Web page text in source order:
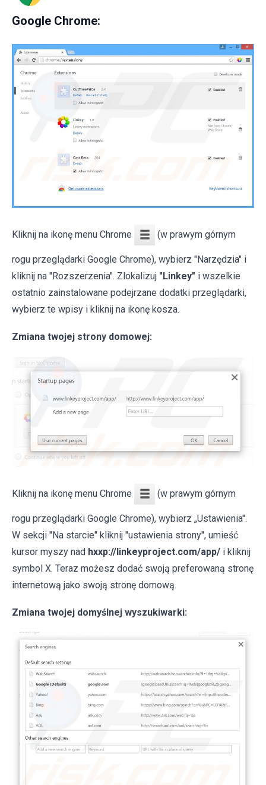
Google Chrome:
Kliknij na ikonę menu Chrome (w prawym górnym
rogu przeglądarki Google Chrome), wybierz "Narzędzia" i
kliknij na "Rozszerzenia". Zlokalizuj "Linkey" i wszelkie
ostatnio zainstalowane podejrzane dodatki przeglądarki,
wybierz te wpisy i kliknij na ikonę kosza.
Zmiana twojej strony domowej:
Kliknij na ikonę menu Chrome (w prawym górnym
rogu przeglądarki Google Chrome), wybierz „Ustawienia".
W sekcji "Na starcie" kliknij "ustawienia strony", umieść
kursor myszy nad hxxp://linkeyproject.com/app/ i kliknij
symbol X. Teraz możesz dodać swoją preferowaną stronę
internetową jako swoją stronę domową.
Zmiana twojej domyślnej wyszukiwarki: